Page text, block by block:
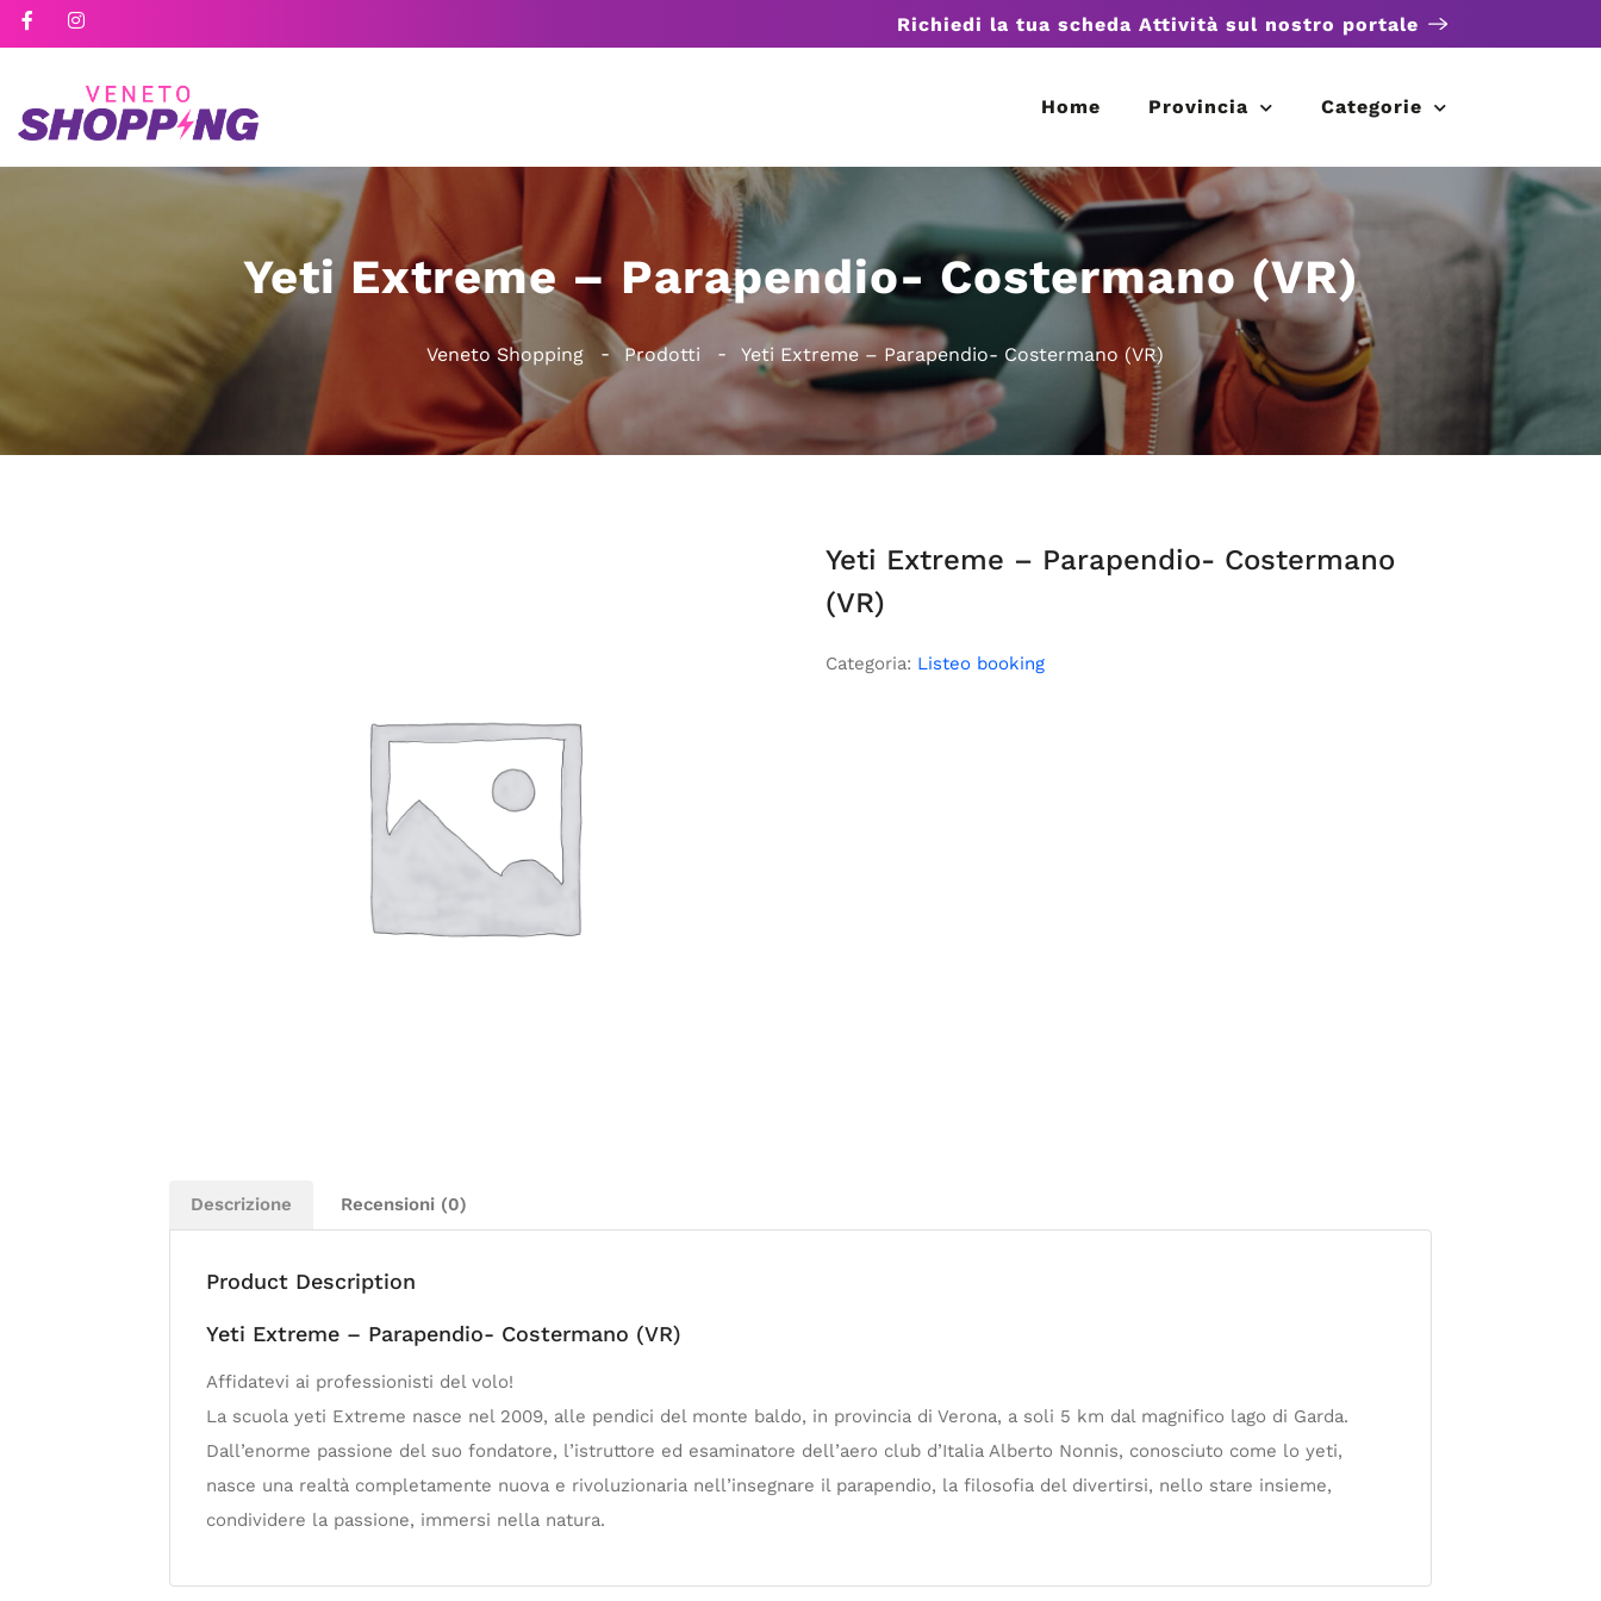
Richiedi la tua scheda Attività sul nostro portale
Home Provincia Categorie
Yeti Extreme – Parapendio- Costermano (VR)
Veneto Shopping Prodotti Yeti Extreme – Parapendio- Costermano (VR)
Yeti Extreme – Parapendio- Costermano
(VR)
Categoria: Listeo booking
Descrizione Recensioni (0)
Product Description
Yeti Extreme – Parapendio- Costermano (VR)
Affidatevi ai professionisti del volo!
La scuola yeti Extreme nasce nel 2009, alle pendici del monte baldo, in provincia di Verona, a soli 5 km dal magnifico lago di Garda.
Dall’enorme passione del suo fondatore, l’istruttore ed esaminatore dell’aero club d’Italia Alberto Nonnis, conosciuto come lo yeti,
nasce una realtà completamente nuova e rivoluzionaria nell’insegnare il parapendio, la filosofia del divertirsi, nello stare insieme,
condividere la passione, immersi nella natura.